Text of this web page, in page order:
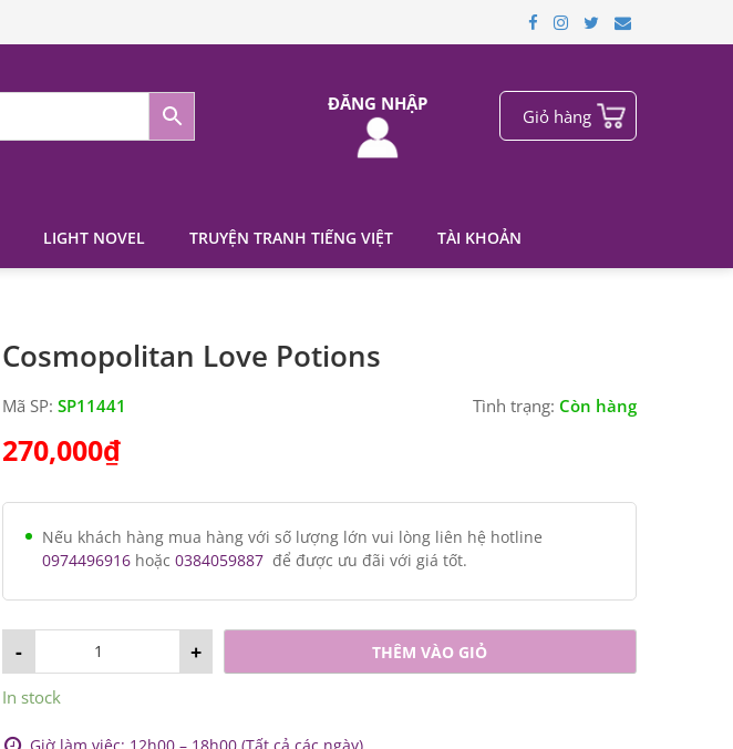
Giỏ hàng
ĐĂNG NHẬP
LIGHT NOVEL TRUYỆN TRANH TIẾNG VIỆT TÀI KHOẢN
Cosmopolitan Love Potions
Mã SP: SP11441 Tình trạng: Còn hàng
270,000₫
Nếu khách hàng mua hàng với số lượng lớn vui lòng liên hệ hotline
0974496916hoặc 0384059887để được ưu đãi với giá tốt.
+
- THÊM VÀO GIỎ
In stock